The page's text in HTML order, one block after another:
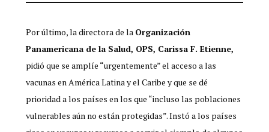
Por último, la directora de la Organización
Panamericana de la Salud, OPS, Carissa F. Etienne,
pidió que se amplíe “urgentemente” el acceso a las
vacunas en América Latina y el Caribe y que se dé
prioridad a los países en los que “incluso las poblaciones
vulnerables aún no están protegidas”. Instó a los países